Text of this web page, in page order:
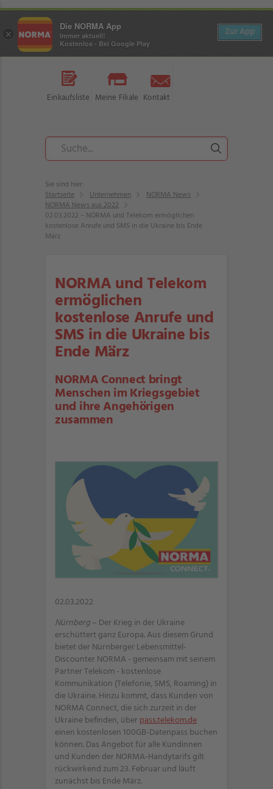
Einkaufsliste Meine Filiale Kontakt
Sie sind hier:
Startseite
Unternehmen
NORMA News
NORMA News aus 2022
02.03.2022 – NORMA und Telekom ermöglichen
kostenlose Anrufe und SMS in die Ukraine bis Ende
März
NORMA und Telekom
ermöglichen
kostenlose Anrufe und
SMS in die Ukraine bis
Ende März
NORMA Connect bringt
Menschen im Kriegsgebiet
und ihre Angehörigen
zusammen
02.03.2022
Nürnberg– Der Krieg in der Ukraine
erschüttert ganz Europa. Aus diesem Grund
bietet der Nürnberger Lebensmittel-
Discounter NORMA - gemeinsam mit seinem
Partner Telekom - kostenlose
Kommunikation (Telefonie, SMS, Roaming) in
die Ukraine. Hinzu kommt, dass Kunden von
NORMA Connect, die sich zurzeit in der
Ukraine befinden, über pass.telekom.de
einen kostenlosen 100GB-Datenpass buchen
können. Das Angebot für alle Kundinnen
und Kunden der NORMA-Handytarifs gilt
rückwirkend zum 23. Februar und läuft
zunächst bis Ende März.
×
Die NORMA App
Immer aktuell!
Kostenlos - Bei Google Play
Zur App